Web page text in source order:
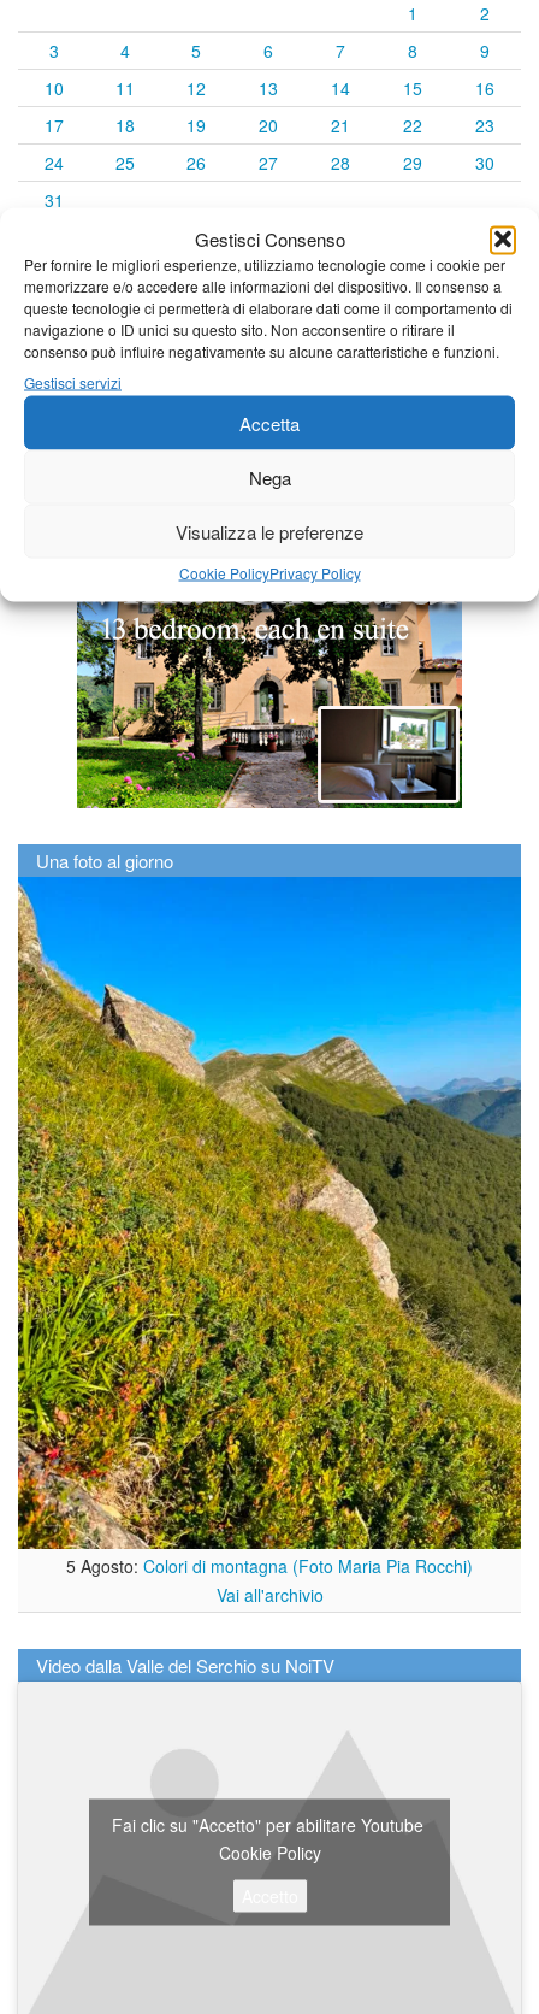
Gestisci Consenso
Per fornire le migliori esperienze, utilizziamo tecnologie come i cookie per
memorizzare e/o accedere alle informazioni del dispositivo. Il consenso a
queste tecnologie ci permetterà di elaborare dati come il comportamento di
navigazione o ID unici su questo sito. Non acconsentire o ritirare il
consenso può influire negativamente su alcune caratteristiche e funzioni.
Gestisci servizi
Accetta
Nega
Visualizza le preferenze
Cookie PolicyPrivacy Policy
1
2
3
4 5 6 7 8
9
10
11 12 13 14 15
16
17
18 19 20 21 22
23
24
25 26 27 28 29
30
31
Una foto al giorno
5 Agosto: Colori di montagna (Foto Maria Pia Rocchi)
Vai all'archivio
Video dalla Valle del Serchio su NoiTV
Fai clic su "Accetto" per abilitare Youtube
Cookie Policy